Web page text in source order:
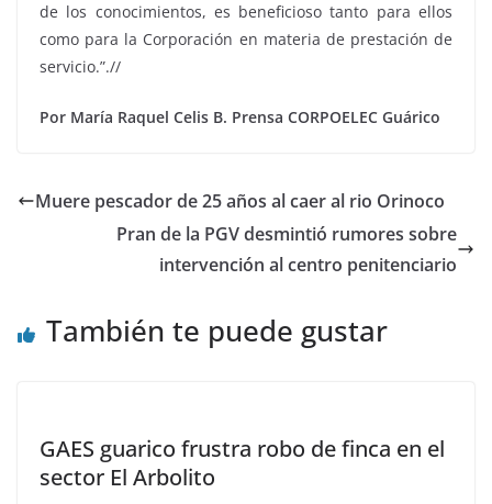
de los conocimientos, es beneficioso tanto para ellos
como para la Corporación en materia de prestación de
servicio.”.//
Por María Raquel Celis B. Prensa CORPOELEC Guárico
Muere pescador de 25 años al caer al rio Orinoco
Pran de la PGV desmintió rumores sobre
intervención al centro penitenciario
También te puede gustar
GAES guarico frustra robo de finca en el
sector El Arbolito